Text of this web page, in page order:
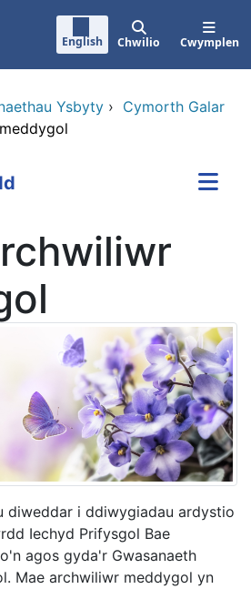
English Chwilio Cwymplen
Ysbyty › Cymorth Galar
diweddar i ddiwygiadau ardystio
Iechyd Prifysgol Bae
agos gyda'r Gwasanaeth
Mae archwiliwr meddygol yn